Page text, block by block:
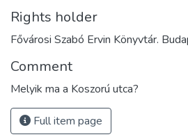
Rights holder
Fővárosi Szabó Ervin Könyvtár.
Comment
Melyik ma a Koszorú utca?
Full item page